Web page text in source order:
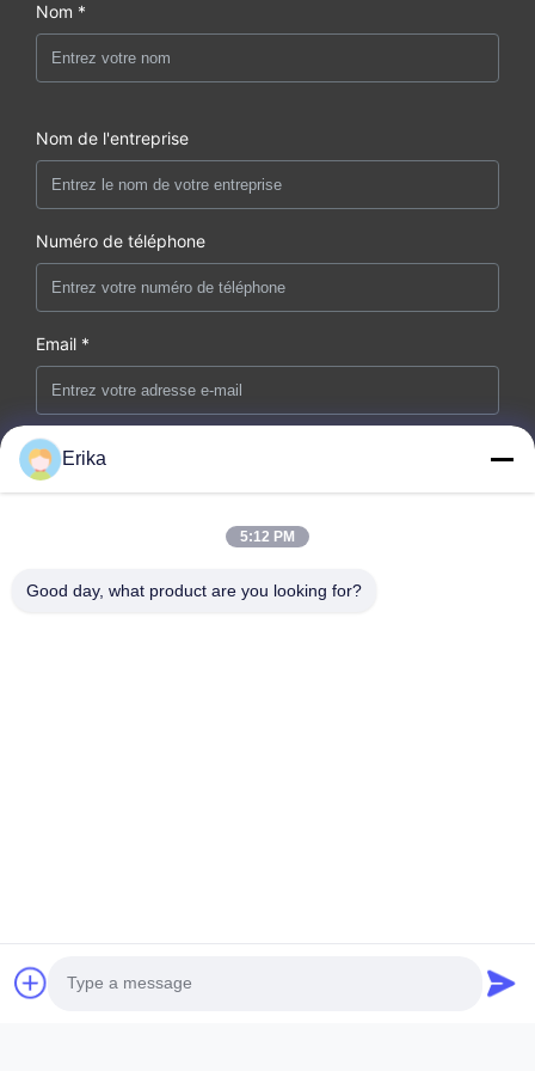
Nom *
Nom de l'entreprise
Numéro de téléphone
Email *
Message *
2002, spécialisée dans le développement, la fabrication et la
vente d'équipements...
Erika
5:12 PM
Good day, what product are you looking for?